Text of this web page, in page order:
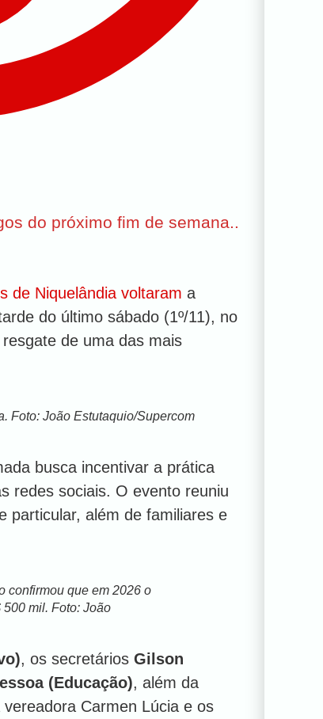
do próximo fim de semana..
de Niquelândia voltaram a
do último sábado (1º/11), no
de uma das mais
Foto: João Estutaquio/Supercom
busca incentivar a prática
redes sociais. O evento reuniu
particular, além de familiares e
confirmou que em 2026 o
mil. Foto: João
, os secretários Gilson
(Educação), além da
vereadora Carmen Lúcia e os